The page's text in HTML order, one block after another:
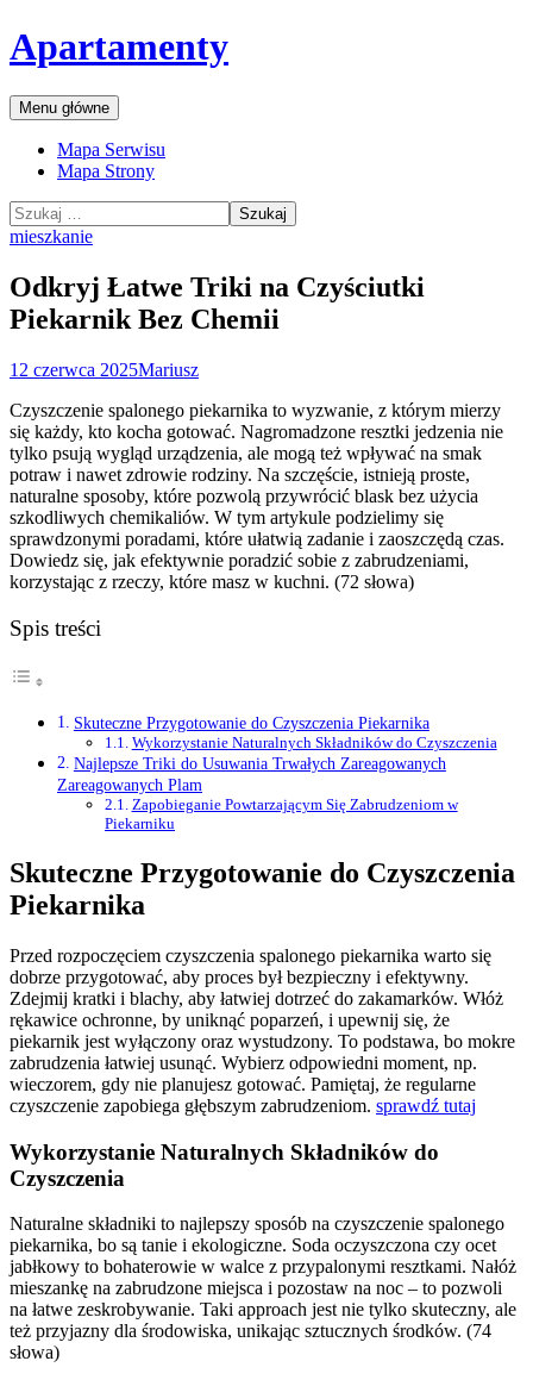
Przejdź
do
Apartamenty
Szukaj
Menu główne
Mapa Serwisu
Mapa Strony
Szukaj:
mieszkanie
Odkryj Łatwe Triki na Czyściutki
Piekarnik Bez Chemii
12 czerwca 2025Mariusz
Czyszczenie spalonego piekarnika to wyzwanie, z którym mierzy
się każdy, kto kocha gotować. Nagromadzone resztki jedzenia nie
tylko psują wygląd urządzenia, ale mogą też wpływać na smak
potraw i nawet zdrowie rodziny. Na szczęście, istnieją proste,
naturalne sposoby, które pozwolą przywrócić blask bez użycia
szkodliwych chemikaliów. W tym artykule podzielimy się
sprawdzonymi poradami, które ułatwią zadanie i zaoszczędą czas.
Dowiedz się, jak efektywnie poradzić sobie z zabrudzeniami,
korzystając z rzeczy, które masz w kuchni. (72 słowa)
Spis treści
Skuteczne Przygotowanie do Czyszczenia Piekarnika
Wykorzystanie Naturalnych Składników do Czyszczenia
Najlepsze Triki do Usuwania Trwałych Zareagowanych
Zareagowanych Plam
Zapobieganie Powtarzającym Się Zabrudzeniom w
Piekarniku
Skuteczne Przygotowanie do Czyszczenia
Piekarnika
Przed rozpoczęciem czyszczenia spalonego piekarnika warto się
dobrze przygotować, aby proces był bezpieczny i efektywny.
Zdejmij kratki i blachy, aby łatwiej dotrzeć do zakamarków. Włóż
rękawice ochronne, by uniknąć poparzeń, i upewnij się, że
piekarnik jest wyłączony oraz wystudzony. To podstawa, bo mokre
zabrudzenia łatwiej usunąć. Wybierz odpowiedni moment, np.
wieczorem, gdy nie planujesz gotować. Pamiętaj, że regularne
czyszczenie zapobiega głębszym zabrudzeniom. sprawdź tutaj
Wykorzystanie Naturalnych Składników do
Czyszczenia
Naturalne składniki to najlepszy sposób na czyszczenie spalonego
piekarnika, bo są tanie i ekologiczne. Soda oczyszczona czy ocet
jabłkowy to bohaterowie w walce z przypalonymi resztkami. Nałóż
mieszankę na zabrudzone miejsca i pozostaw na noc – to pozwoli
na łatwe zeskrobywanie. Taki approach jest nie tylko skuteczny, ale
też przyjazny dla środowiska, unikając sztucznych środków. (74
słowa)